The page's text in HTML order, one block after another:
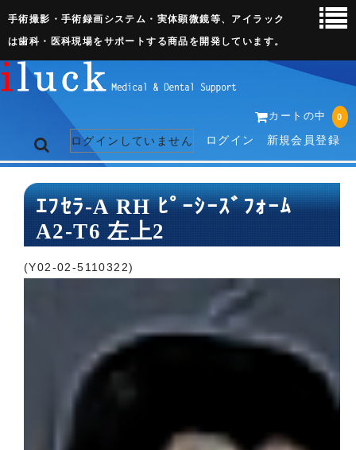
手術撮影・手術録画システム・実体顕微鏡等、アイラック
は歯科・医科現場をサポートする商品を開発しています。
カートの中 0
ログインしていません ログイン 新規会員登録
トップページ
ネット販売ページ
歯科関連機器
ｴﾌｾﾗ-A RH ﾋﾟｰｼｰｽﾞﾌｫｰﾑ
A2-T6 左上2
(Y02-02-5110322)